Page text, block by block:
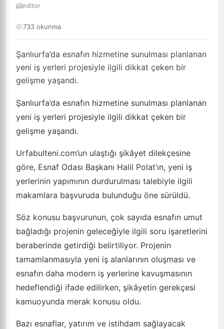
Şanlıurfa’da esnafın hizmetine sunulması planlanan
yeni iş yerleri projesiyle ilgili dikkat çeken bir
gelişme yaşandı.
editor
·
733 okunma
Şanlıurfa’da esnafın hizmetine sunulması planlanan
yeni iş yerleri projesiyle ilgili dikkat çeken bir
gelişme yaşandı.
Urfabulteni.com’un ulaştığı şikâyet dilekçesine
göre, Esnaf Odası Başkanı Halil Polat’ın, yeni iş
yerlerinin yapımının durdurulması talebiyle ilgili
makamlara başvuruda bulunduğu öne sürüldü.
Söz konusu başvurunun, çok sayıda esnafın umut
bağladığı projenin geleceğiyle ilgili soru işaretlerini
beraberinde getirdiği belirtiliyor. Projenin
tamamlanmasıyla yeni iş alanlarının oluşması ve
esnafın daha modern iş yerlerine kavuşmasının
hedeflendiği ifade edilirken, şikâyetin gerekçesi
kamuoyunda merak konusu oldu.
Bazı esnaflar, yatırım ve istihdam sağlayacak